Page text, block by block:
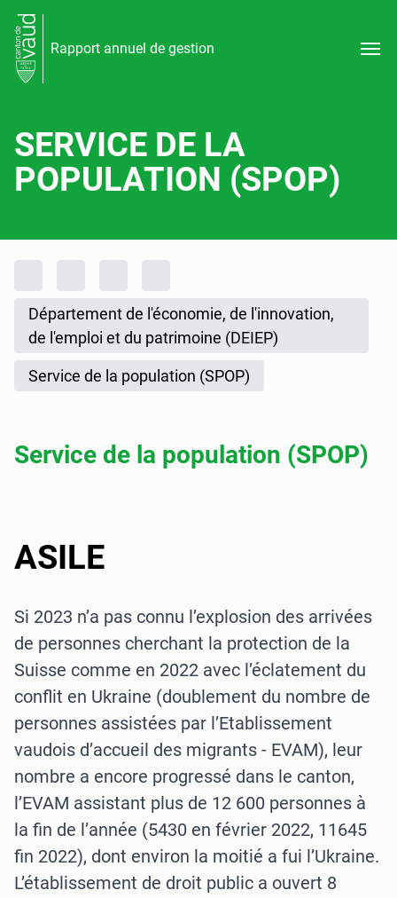
Rapport annuel de gestion
SERVICE DE LA
POPULATION (SPOP)
Département de l'économie, de l'innovation,
de l'emploi et du patrimoine (DEIEP)
Service de la population (SPOP)
Service de la population (SPOP)
ASILE
Si 2023 n’a pas connu l’explosion des arrivées
de personnes cherchant la protection de la
Suisse comme en 2022 avec l’éclatement du
conflit en Ukraine (doublement du nombre de
personnes assistées par l’Etablissement
vaudois d’accueil des migrants - EVAM), leur
nombre a encore progressé dans le canton,
l’EVAM assistant plus de 12 600 personnes à
la fin de l’année (5430 en février 2022, 11645
fin 2022), dont environ la moitié a fui l’Ukraine.
L’établissement de droit public a ouvert 8